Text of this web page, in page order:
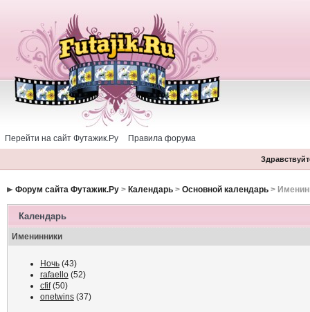
Перейти на сайт Футажик.Ру Правила форума
Форум сайта Футажик.Ру> Календарь> Основной календарь>
Календарь
Именинники
Ночь(43)
rafaello(52)
cfif(50)
onetwins(37)